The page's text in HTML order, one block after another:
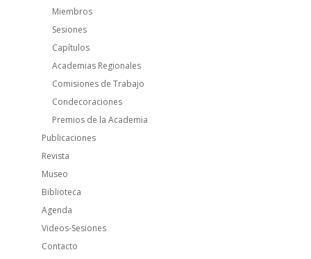
Miembros
Sesiones
Capítulos
Academias Regionales
Comisiones de Trabajo
Condecoraciones
Premios de la Academia
Publicaciones
Revista
Museo
Biblioteca
Agenda
Videos-Sesiones
Contacto